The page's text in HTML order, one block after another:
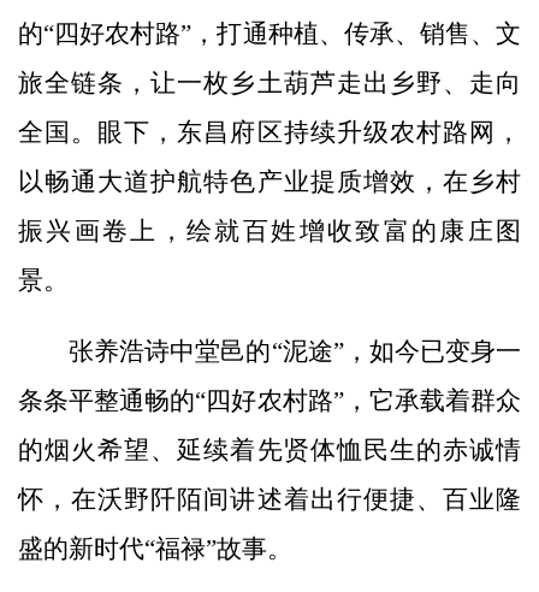
的“四好农村路”，打通种植、传承、销售、文
旅全链条，让一枚乡土葫芦走出乡野、走向
全国。眼下，东昌府区持续升级农村路网，
以畅通大道护航特色产业提质增效，在乡村
振兴画卷上，绘就百姓增收致富的康庄图
景。
张养浩诗中堂邑的“泥途”，如今已变身一
条条平整通畅的“四好农村路”，它承载着群众
的烟火希望、延续着先贤体恤民生的赤诚情
怀，在沃野阡陌间讲述着出行便捷、百业隆
盛的新时代“福禄”故事。